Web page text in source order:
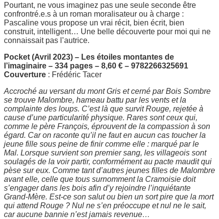
Pourtant, ne vous imaginez pas une seule seconde être
confrontré.e.s à un roman moralisateur ou à charge :
Pascaline vous propose un vrai récit, bien écrit, bien
construit, intelligent… Une belle découverte pour moi qui ne
connaissait pas l’autrice.
Pocket (Avril 2023) – Les étoiles montantes de
l’imaginaire – 334 pages – 8,60 € – 9782266325691
Couverture : Frédéric Tacer
Accroché au versant du mont Gris et cerné par Bois Sombre
se trouve Malombre, hameau battu par les vents et la
complainte des loups. C’est là que survit Rouge, rejetée à
cause d’une particularité physique. Rares sont ceux qui,
comme le père François, éprouvent de la compassion à son
égard. Car on raconte qu’il ne faut en aucun cas toucher la
jeune fille sous peine de finir comme elle : marqué par le
Mal. Lorsque survient son premier sang, les villageois sont
soulagés de la voir partir, conformément au pacte maudit qui
pèse sur eux. Comme tant d’autres jeunes filles de Malombre
avant elle, celle que tous surnomment la Cramoisie doit
s’engager dans les bois afin d’y rejoindre l’inquiétante
Grand-Mère. Est-ce son salut ou bien un sort pire que la mort
qui attend Rouge ? Nul ne s’en préoccupe et nul ne le sait,
car aucune bannie n’est jamais revenue…